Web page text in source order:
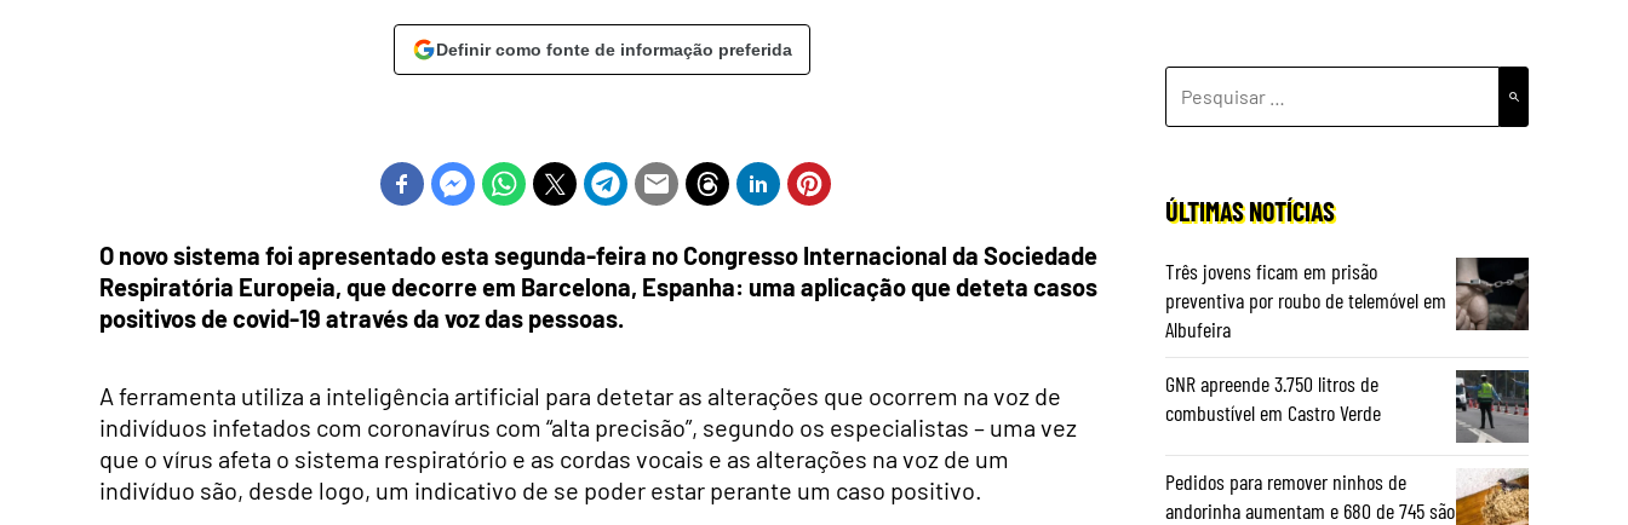
Definir como fonte de informação preferida
O novo sistema foi apresentado esta segunda-feira no Congresso Internacional da Sociedade
Respiratória Europeia, que decorre em Barcelona, Espanha: uma aplicação que deteta casos
positivos de covid-19 através da voz das pessoas.
A ferramenta utiliza a inteligência artificial para detetar as alterações que ocorrem na voz de
indivíduos infetados com coronavírus com “alta precisão”, segundo os especialistas – uma vez
que o vírus afeta o sistema respiratório e as cordas vocais e as alterações na voz de um
indivíduo são, desde logo, um indicativo de se poder estar perante um caso positivo.
POR:
ÚLTIMAS NOTÍCIAS
Três jovens ficam em prisão
preventiva por roubo de telemóvel em
Albufeira
GNR apreende 3.750 litros de
combustível em Castro Verde
Pedidos para remover ninhos de
andorinha aumentam e 680 de 745 são